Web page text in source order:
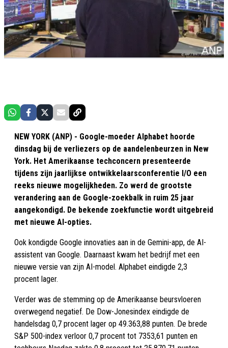
NEW YORK (ANP) - Google-moeder Alphabet hoorde
dinsdag bij de verliezers op de aandelenbeurzen in New
York. Het Amerikaanse techconcern presenteerde
tijdens zijn jaarlijkse ontwikkelaarsconferentie I/O een
reeks nieuwe mogelijkheden. Zo werd de grootste
verandering aan de Google-zoekbalk in ruim 25 jaar
aangekondigd. De bekende zoekfunctie wordt uitgebreid
met nieuwe AI-opties.
Ook kondigde Google innovaties aan in de Gemini-app, de AI-
assistent van Google. Daarnaast kwam het bedrijf met een
nieuwe versie van zijn AI-model. Alphabet eindigde 2,3
procent lager.
Verder was de stemming op de Amerikaanse beursvloeren
overwegend negatief. De Dow-Jonesindex eindigde de
handelsdag 0,7 procent lager op 49.363,88 punten. De brede
S&P 500-index verloor 0,7 procent tot 7353,61 punten en